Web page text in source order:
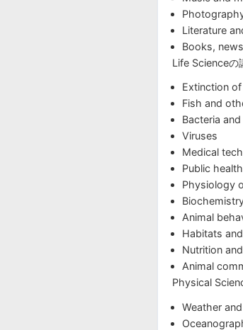
Literature
Books,
Life Scienceの
Extinction
Fish and
Bacteria
Viruses
Medical
Public health
Physiology
Animal
Habitats
Nutrition
Animal
Physical
Weather